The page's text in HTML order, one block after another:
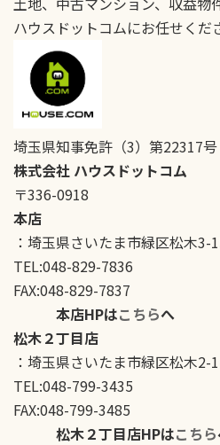
ハウスドットコムにお任せくだ
埼玉県知事免許（3）第22317号
株式会社 ハウスドットコム
〒336-0918
本店
：埼玉県さいたま市緑区松木3-
TEL:048-829-7836
FAX:048-829-7837
本店HPはこちらへ
松木２丁目店
：埼玉県さいたま市緑区松木2-
TEL:048-799-3435
FAX:048-799-3485
松木２丁目店HPはこちら